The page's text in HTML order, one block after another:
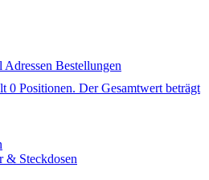
Adressen Bestellungen
0 Positionen. Der Gesamtwert beträgt
& Steckdosen